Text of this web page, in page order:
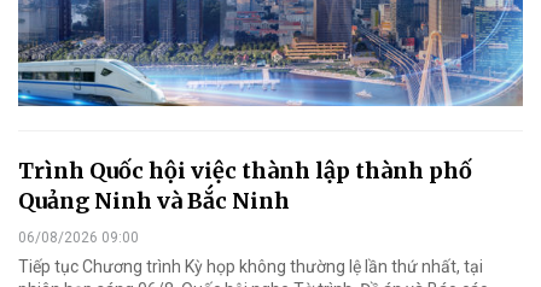
Trình Quốc hội việc thành lập thành phố
Quảng Ninh và Bắc Ninh
06/08/2026 09:00
Tiếp tục Chương trình Kỳ họp không thường lệ lần thứ nhất, tại